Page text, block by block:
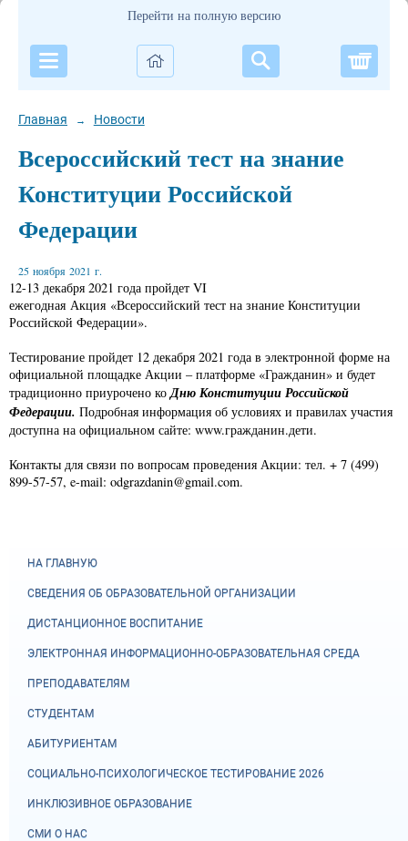
Перейти на полную версию
Главная → Новости
Всероссийский тест на знание
Конституции Российской
Федерации
25 ноября 2021 г.
12-13 декабря 2021 года пройдет VI
ежегодная Акция «Всероссийский тест на знание Конституции
Российской Федерации».
Тестирование пройдет 12 декабря 2021 года в электронной форме на
официальной площадке Акции – платформе «Гражданин» и будет
традиционно приурочено коДню Конституции Российской
Федерации. Подробная информация об условиях и правилах участия
доступна на официальном сайте: www.гражданин.дети.
Контакты для связи по вопросам проведения Акции: тел. + 7 (499)
899-57-57, e-mail: odgrazdanin@gmail.com.
НА ГЛАВНУЮ
СВЕДЕНИЯ ОБ ОБРАЗОВАТЕЛЬНОЙ ОРГАНИЗАЦИИ
ДИСТАНЦИОННОЕ ВОСПИТАНИЕ
ЭЛЕКТРОННАЯ ИНФОРМАЦИОННО-ОБРАЗОВАТЕЛЬНАЯ СРЕДА
ПРЕПОДАВАТЕЛЯМ
СТУДЕНТАМ
АБИТУРИЕНТАМ
СОЦИАЛЬНО-ПСИХОЛОГИЧЕСКОЕ ТЕСТИРОВАНИЕ 2026
ИНКЛЮЗИВНОЕ ОБРАЗОВАНИЕ
СМИ О НАС